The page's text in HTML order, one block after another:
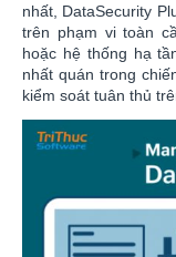
nhất, DataSecurity
trên phạm vi toàn
hoặc hệ thống hạ
nhất quán trong
kiểm soát tuân thủ